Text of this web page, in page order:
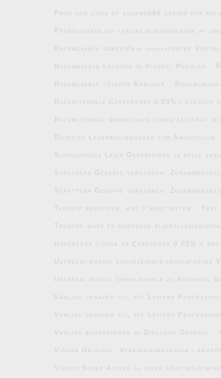
Pros and cons of ssgame666 casino for
Psykologiske og fysiske konsekvenser af
Razumevanje generičnih inhalatorjev
Razumevanje Lovegre in Viagre: Pregled
Razumevanje učinkov Kamagre
Razumijevanje Careprosta 0.03% i njegove
Razumijevanje generičkog lijeka Levitra i
Richtige Lagerbedingungen für Amoxicillin
Sissejuhatus Lasix Genericisse ja selle
Strattera Generic verstehen:
Strattera Generic verstehen:
Tadacip begrijpen: wat u moet weten Test
Trusted ways to purchase
Usporedba cijena za Careprost 0.03% u
Ustrezni pogoji shranjevanja inhalatorjev
Ustrezni pogoji shranjevanja za Antabuse
Vanliga orsaker till att Levitra
Vanliga orsaker till att Levitra
Vanlige bivirkninger av Diflucan Generic
Viagra Original: Verkningsmekanism i
Viagra Super Active ja selle mõju mõistmine